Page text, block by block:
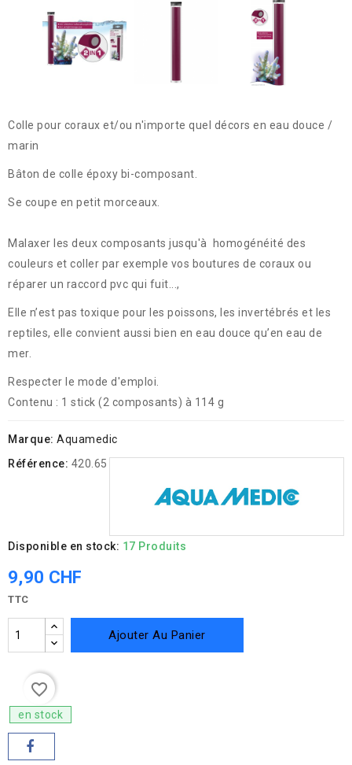
Colle pour coraux et/ou n'importe quel décors en eau douce /
marin
Bâton de colle époxy bi-composant.
Se coupe en petit morceaux.
Malaxer les deux composants jusqu'à homogénéité des
couleurs et coller par exemple vos boutures de coraux ou
réparer un raccord pvc qui fuit...,
Elle n’est pas toxique pour les poissons, les invertébrés et les
reptiles, elle convient aussi bien en eau douce qu’en eau de
mer.
Respecter le mode d'emploi.
Contenu : 1 stick (2 composants) à 114 g
Marque: Aquamedic
Référence: 420.65
Disponible en stock: 17 Produits
9,90 CHF
TTC
Ajouter Au Panier
favorite_border
en stock